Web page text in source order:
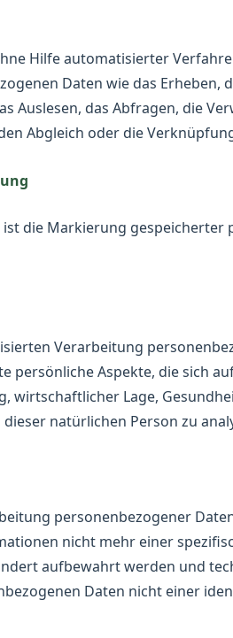
Hilfe automatisierter
Daten wie das Erheben,
Auslesen, das Abfragen, die
Abgleich oder die
die Markierung
Verarbeitung
persönliche Aspekte, die sich
wirtschaftlicher Lage,
natürlichen Person zu
personenbezogener
nicht mehr einer
aufbewahrt werden und
Daten nicht einer